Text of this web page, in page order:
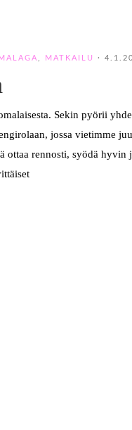
MALAGA MATKAILU ·
Sekin pyörii
jossa vietimme
rennosti, syödä hyvin